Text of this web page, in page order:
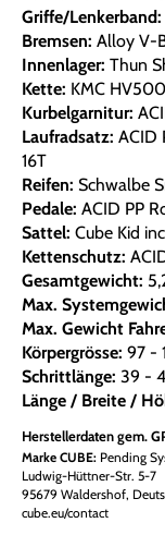
Griffe/Lenkerband:
Bremsen: Alloy V-
Innenlager: Thun
Kette: KMC HV500
Kurbelgarnitur:
Laufradsatz: ACID
16T
Reifen: Schwalbe
Pedale: ACID PP
Sattel: Cube Kid
Kettenschutz:
Gesamtgewicht:
Max.
Max. Gewicht
Körpergrösse: 97 -
Schrittlänge: 39 -
Länge / Breite /
Herstellerdaten gem.
Marke CUBE: Pending
Ludwig-Hüttner-Str. 5-7
95679 Waldershof,
cube.eu/contact